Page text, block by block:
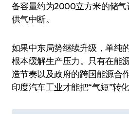
备容量约为2000立方米的储
供气中断。
如果中东局势继续升级，单纯
根本缓解生产压力。只有在能
造节奏以及政府的跨国能源合
印度汽车工业才能把“气短”转